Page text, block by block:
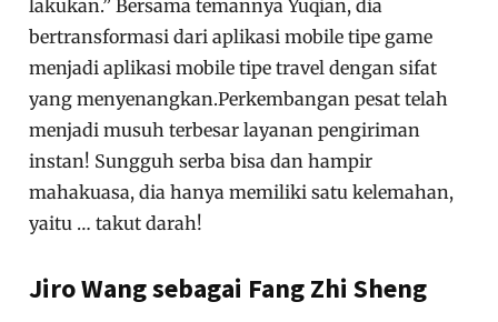
lakukan.” Bersama temannya Yuqian, dia
bertransformasi dari aplikasi mobile tipe game
menjadi aplikasi mobile tipe travel dengan sifat
yang menyenangkan.Perkembangan pesat telah
menjadi musuh terbesar layanan pengiriman
instan! Sungguh serba bisa dan hampir
mahakuasa, dia hanya memiliki satu kelemahan,
yaitu … takut darah!
Jiro Wang sebagai Fang Zhi Sheng